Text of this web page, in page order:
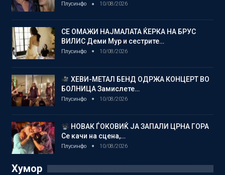
Плусинфо 10/08/2026
СЕ ОМАЖИ НАЈМАЛАТА ЌЕРКА НА БРУС
ВИЛИС Деми Мур и сестрите…
Плусинфо 10/08/2026
ХЕВИ-МЕТАЛ БЕНД ОДРЖА КОНЦЕРТ ВО
БОЛНИЦА Замислете…
Плусинфо 10/08/2026
НОВАК ЃОКОВИЌ ЈА ЗАПАЛИ ЦРНА ГОРА
Се качи на сцена,…
Плусинфо 10/08/2026
Хумор